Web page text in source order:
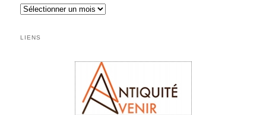
Archives
LIENS